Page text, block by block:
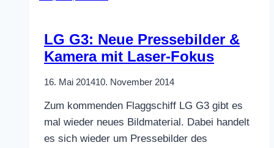
LG G3: Neue Pressebilder &
Kamera mit Laser-Fokus
16. Mai 201410. November 2014
Zum kommenden Flaggschiff LG G3 gibt es
mal wieder neues Bildmaterial. Dabei handelt
es sich wieder um Pressebilder des